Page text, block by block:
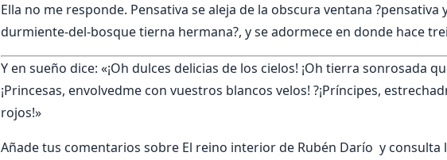
Ella no me responde. Pensativa se aleja de la obscura ventana ?pensativa
durmiente-del-bosque tierna hermana?, y se adormece en donde hace
Y en sueño dice: «¡Oh dulces delicias de los cielos! ¡Oh tierra sonrosada
¡Princesas, envolvedme con vuestros blancos velos! ?¡Príncipes,
rojos!»
Añade tus comentarios sobre El reino interior de Rubén Darío y